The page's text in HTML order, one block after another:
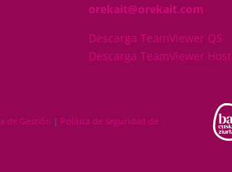
orekait@orekait.com
Descarga TeamViewer QS
Descarga TeamViewer Host
de Gestión | Política de seguridad de